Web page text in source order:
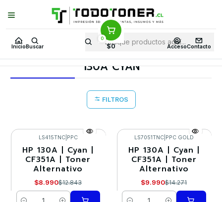
Inicio Buscar
0
$0 AccesoContacto
Puedes Elegir: Comprar enTienda· Despachoa Todo Chile · Retiro en
Tienda en24 Horas
Inicio Toner y tambor Toner Alternativo HP Insumos HP
130A CYAN
130A CYAN
FILTROS
-30%
LS415TNC| PPC
HP 130A | Cyan |
CF351A | Toner
Alternativo
$8.990$12.843
-30%
LS7051TNC| PPC GOLD
HP 130A | Cyan |
CF351A | Toner
Alternativo
$9.990$14.271